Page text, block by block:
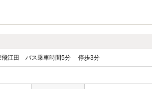
江田 バス乗車時間5分 停歩3分